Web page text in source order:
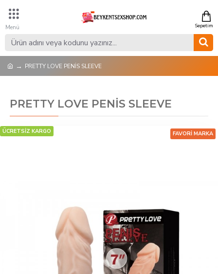
PRETTY LOVE PENİS SLEEVE
PRETTY LOVE PENİS SLEEVE
ÜCRETSİZ KARGO FAVORI MARKA